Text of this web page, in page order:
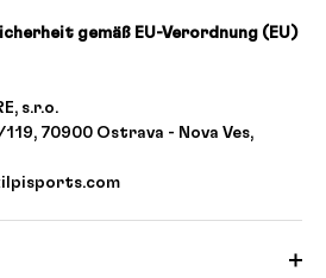
gemäß EU-Verordnung (EU)
s.r.o.
70900 Ostrava - Nova Ves,